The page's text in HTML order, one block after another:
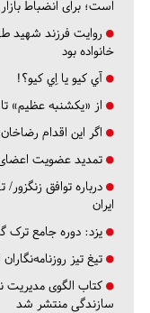
است؛ برای انضباط
روایت فرزند شهید
خانواده بود
آي كيو يا اِي كيو؟!
از «یکشنبه عظیم»
اگر این اقدام رضاخان
تمدید عضویت اعضای
درباره توافق
ایران
یزد: دوره جامع ترک
تیغ تیز
کتاب الگوی مدیریت
سازندگی منتشر شد